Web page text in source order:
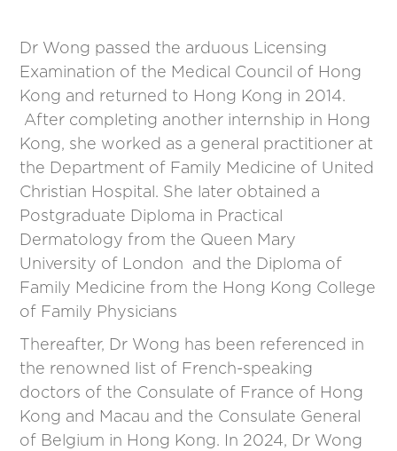
Dr Wong passed the arduous Licensing
Examination of the Medical Council of Hong
Kong and returned to Hong Kong in 2014.
After completing another internship in Hong
Kong, she worked as a general practitioner at
the Department of Family Medicine of United
Christian Hospital. She later obtained a
Postgraduate Diploma in Practical
Dermatology from the Queen Mary
University of London and the Diploma of
Family Medicine from the Hong Kong College
of Family Physicians
Thereafter, Dr Wong has been referenced in
the renowned list of French-speaking
doctors of the Consulate of France of Hong
Kong and Macau and the Consulate General
of Belgium in Hong Kong. In 2024, Dr Wong